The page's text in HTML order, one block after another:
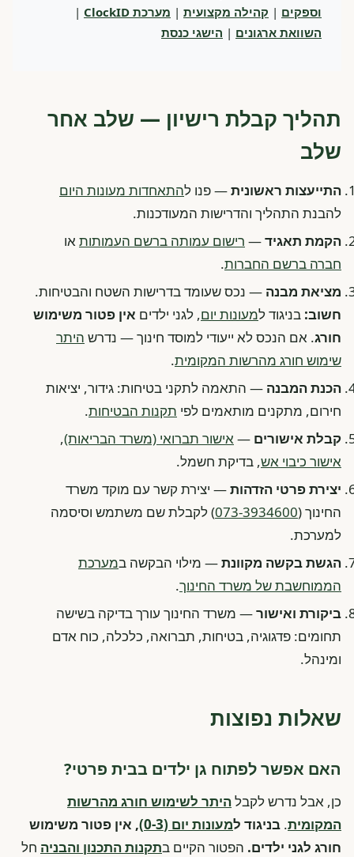
וספקים | קהילה מקצועית | מערכת ClockID
|
השוואת ארגונים | הישגי כנסת
תהליך קבלת רישיון — שלב אחר
שלב
התייעצות ראשונית— פנו להתאחדות מעונות היום
להבנת התהליך והדרישות המעודכנות.
הקמת תאגיד— רישום עמותה ברשם העמותות או
חברה ברשם החברות.
מציאת מבנה — נכס שעומד בדרישות השטח והבטיחות.
חשוב: בניגוד למעונות יום, לגני ילדים אין פטור משימוש
חורג. אם הנכס לא ייעודי למוסד חינוך — נדרש היתר
שימוש חורג מהרשות המקומית.
הכנת המבנה — התאמה לתקני בטיחות: גידור, יציאות
חירום, מתקנים מותאמים לפי תקנות הבטיחות.
קבלת אישורים — אישור תברואי (משרד הבריאות),
אישור כיבוי אש, בדיקת חשמל.
יצירת פרטי הזדהות— יצירת קשר עם מוקד משרד
החינוך (073-3934600) לקבלת שם משתמש וסיסמה
למערכת.
הגשת בקשה מקוונת— מילוי הבקשה במערכת
הממוחשבת של משרד החינוך.
ביקורת ואישור— משרד החינוך עורך בדיקה בשישה
תחומים: פדגוגיה, בטיחות, תברואה, כלכלה, כוח אדם
ומינהל.
שאלות נפוצות
האם אפשר לפתוח גן ילדים בבית פרטי?
כן, אבל נדרש לקבלהיתר לשימוש חורג מהרשות
המקומית. בניגוד למעונות יום (0-3)
, אין פטור משימוש
חורג לגני ילדים. הפטור הקיים בתקנות התכנון והבניה חל